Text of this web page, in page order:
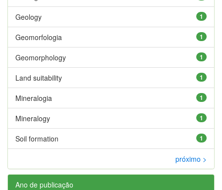
1
Geology
1
Geomorfologia
1
Geomorphology
1
Land suitability
1
Mineralogia
1
Mineralogy
1
Soil formation
próximo >
Ano de publicação